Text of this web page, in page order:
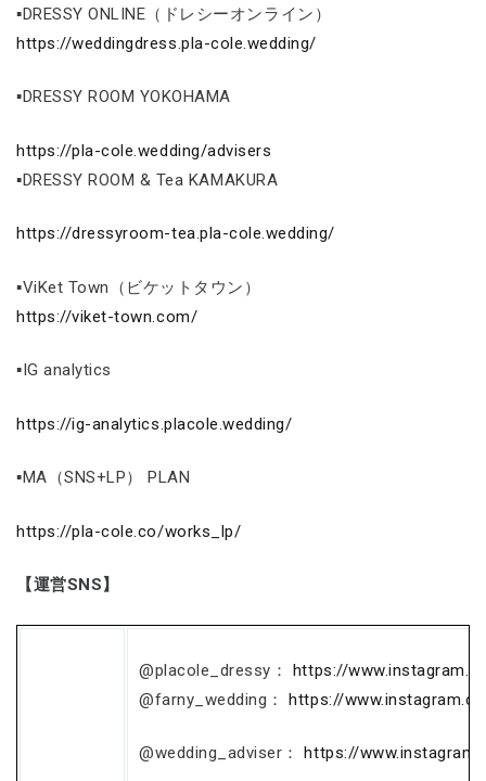
▪DRESSY ONLINE（ドレシーオンライン）
https://weddingdress.pla-cole.wedding/
▪DRESSY ROOM YOKOHAMA
https://pla-cole.wedding/advisers
▪DRESSY ROOM & Tea KAMAKURA
https://dressyroom-tea.pla-cole.wedding/
▪ViKet Town（ビケットタウン）
https://viket-town.com/
▪IG analytics
https://ig-analytics.placole.wedding/
▪MA（SNS+LP） PLAN
https://pla-cole.co/works_lp/
【運営SNS】
@placole_dressy： https://
@farny_wedding：https://
@wedding_adviser：https://